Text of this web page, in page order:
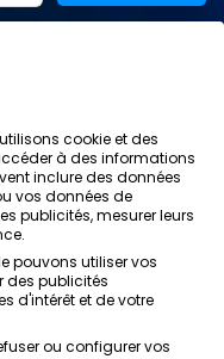
de confidentialité
Conditions générales
Politique des Cookies
Politique de sécurité
Avis légal
cookie et des
à des informations
inclure des données
vos données de
publicités, mesurer leurs
pouvons utiliser vos
des publicités
d'intérêt et de votre
ou configurer vos